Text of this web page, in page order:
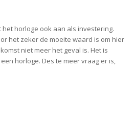
horloge ook aan als investering.
het zeker de moeite waard is om hier
niet meer het geval is. Het is
horloge. Des te meer vraag er is,